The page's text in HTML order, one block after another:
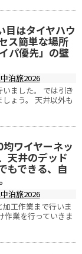
目はタイヤハウ
ス簡単な場所
パ優先」の壁
泊旅2026
ました。 では引き
ょう。 天井以外も
均ワイヤーネッ
天井のデッド
もできる、自
泊旅2026
工作業まで行いま
作業を行っていきま